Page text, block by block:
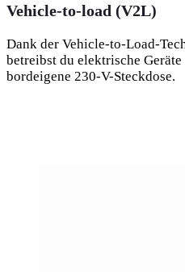
Vehicle-to-load (V2L)
Dank der Vehicle-to-Load-
betreibst du elektrische
bordeigene 230-V-Steckdose.